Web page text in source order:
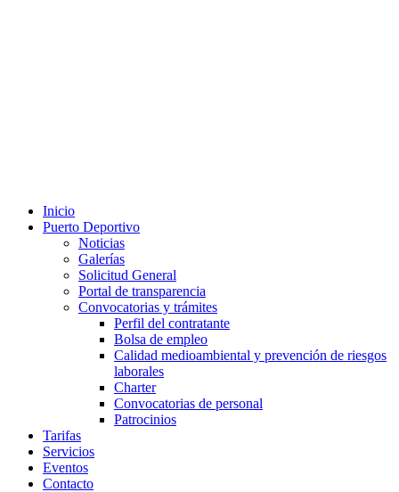
Inicio
Puerto Deportivo
Noticias
Galerías
Solicitud General
Portal de transparencia
Convocatorias y trámites
Perfil del contratante
Bolsa de empleo
Calidad medioambiental y prevención de riesgos
laborales
Charter
Convocatorias de personal
Patrocinios
Tarifas
Servicios
Eventos
Contacto